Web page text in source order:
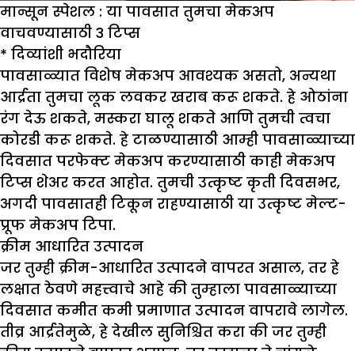
मान्सून स्पेशल : या पावसात तुमचा मेकअप
वाचवण्यासाठी 3 टिप्स
* दिव्यांशी भदौरिया
पावसाळ्यात विशेष मेकअप आवश्यक असतो, अन्यथा
आर्द्रता तुमचा लूक लवकर खराब करू शकते. हे ओठांना
रंग देऊ शकते, मस्करा घालू शकते आणि तुमची त्वचा
कोरडी करू शकते. हे टाळण्यासाठी आम्ही पावसाळ्याच्या
दिवसात परफेक्ट मेकअप करण्यासाठी काही मेकअप
टिप्स शेअर करत आहोत. तुमची उत्कृष्ट कृती दिवसभर,
अगदी पावसातही टिकून राहण्यासाठी या उत्कृष्ट मेल्ट-
प्रूफ मेकअप टिपा.
क्रीम आधारित उत्पादन
जर तुम्ही क्रीम-आधारित उत्पादने वापरत असाल, तर हे
लक्षात ठेवणे महत्त्वाचे आहे की तुम्हाला पावसाळ्याच्या
दिवसात कमीत कमी प्रमाणात उत्पादन वापरावे लागेल.
तीव्र आर्द्रतेमुळे, हे देखील सुनिश्चित करा की जर तुम्ही